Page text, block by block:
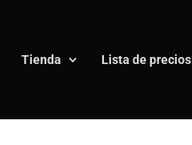
Tienda Lista de precios